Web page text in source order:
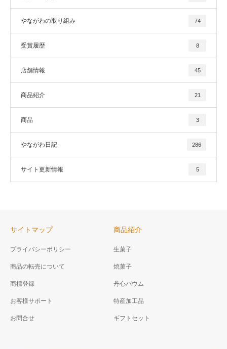
やながわの取り組み 74
受賞履歴 8
店舗情報 45
商品紹介 21
商品 3
やながわ日記 286
サイト更新情報 5
サイトマップ
プライバシーポリシー
商品の転売について
商標登録
お客様サポート
お問合せ
商品紹介
生菓子
焼菓子
丹心バウム
特産加工品
ギフトセット